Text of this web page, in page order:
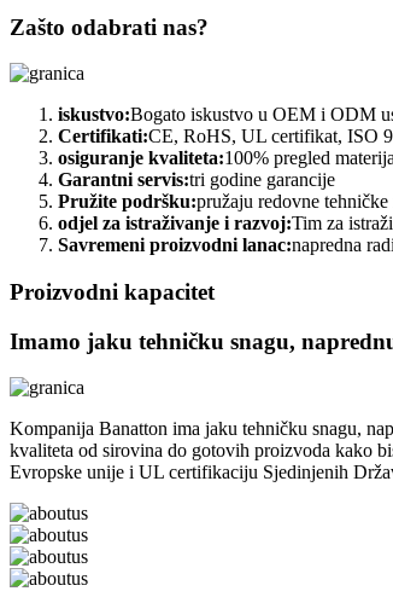
Zašto odabrati nas?
iskustvo:Bogato iskustvo u OEM i ODM
Certifikati:CE, RoHS, UL certifikat, ISO
osiguranje kvaliteta:100% pregled
Garantni servis:tri godine garancije
Pružite podršku:pružaju redovne
odjel za istraživanje i razvoj:Tim za
Savremeni proizvodni lanac:napredna
Proizvodni kapacitet
Imamo jaku tehničku snagu,
Kompanija Banatton ima jaku tehničku snagu,
kvaliteta od sirovina do gotovih proizvoda kako
Evropske unije i UL certifikaciju Sjedinjenih